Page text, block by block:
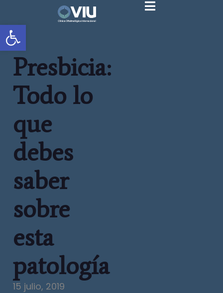
Abrir barra de herramientas
Presbicia:
Todo lo
que
debes
saber
sobre
esta
patología
15 julio, 2019